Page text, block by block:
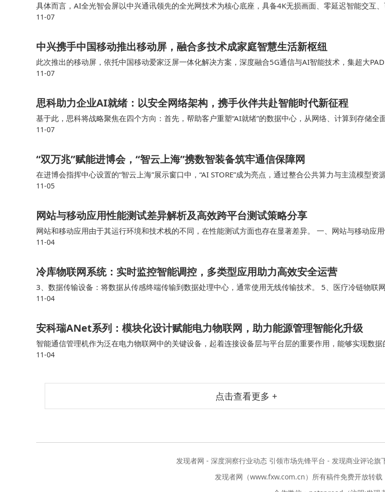
具体而言，AI全光智会屏以中兴通讯领先的全光网技术为核心底座，具备4K无损画面、零延迟智能交互
四大核心优势，能够为高端智能会议应用提供极致服务体验。 从应用价值来看，AI全光智会屏以全光…
11-07
中兴携手中国移动推出移动屏，融合多技术成家庭智慧生活新枢纽
此次推出的移动屏，依托中国移动爱家泛屏一体化解决方案，深度融合5G通信与AI智能技术，集超大
元功能于一身。27英寸高清触控大屏成为家庭信息交互的核心载体，打破传统设备功能边界，将通信、…
11-07
思科助力企业AI就绪：以安全网络架构，携手伙伴共赴智能时代新征程
基于此，思科将战略聚焦在四个方向：首先，帮助客户重塑“AI就绪”的数据中心，从网络、计算到存储全
更高强度的AI工作负载；其次，重构未来的工作场景，随着机器人、传感器、Agent的普及，A…
11-07
​“双万兆”赋能进博会，“智云上海”携数智装备筑牢通信保障网​
在进博会指挥中心设置的“智云上海”展示窗口中，“AI STORE”成为亮点，通过整合公共算力与主流模型资
从算力调度、模型部署到智能体应用的一站式服务，集中体现了电信在算力与智能应用方面的…
11-05
网站与移动应用性能测试差异解析及高效跨平台测试策略分享
网站和移动应用由于其运行环境和技术栈的不同，在性能测试方面也存在显著差异。 一、网站与移动应
通过理解网站与移动应用性能测试之间的差异，并采取相应的跨平台测试方法，企业能够有效提升产品质
11-04
冷库物联网系统：实时监控智能调控，多类型应用助力高效安全运营
3、数据传输设备：将数据从传感终端传输到数据处理中心，通常使用无线传输技术。 5、医疗冷链物联
链物流领域，可以对药品和医疗器械的温度、湿度等关键参数进行监控，确保药品和医疗器械的质量和安…
11-04
安科瑞ANet系列：模块化设计赋能电力物联网，助力能源管理智能化升级
智能通信管理机作为泛在电力物联网中的关键设备，起着连接设备层与平台层的重要作用，能够实现数据
和管理。 ANet系列通信管理机以“泛在电力物联网智能枢纽” 为核心定位，旨在解决传统工业场景中…
11-04
点击查看更多 +
发现者网 - 深度洞察行业动态 引领市场先锋平台 - 发现商业评论旗
发现者网（www.fxw.com.cn）所有稿件免费开放转载